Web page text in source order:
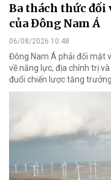
Ba thách thức
của Đông Nam Á
06/08/2026 10:48
Đông Nam Á phải đối mặt
về năng lực, địa chính trị
đuổi chiến lược tăng